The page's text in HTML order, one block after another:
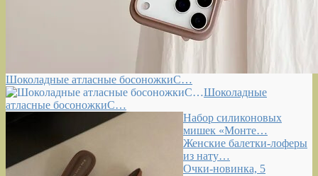
Шоколадные атласные босоножкиС…
Шоколадные
атласные босоножкиС…
Набор силиконовых
мишек «Монте…
Женские балетки-лоферы
из нату…
Очки-новинка, 5